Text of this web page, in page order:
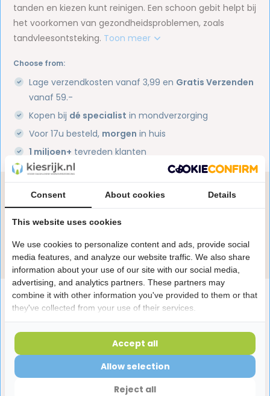
tanden en kiezen kunt reinigen. Een schoon gebit helpt bij
het voorkomen van gezondheidsproblemen, zoals
tandvleesontsteking. Toon meer
Choose from:
Lage verzendkosten vanaf 3,99 en Gratis Verzenden
vanaf 59.-
Kopen bij dé specialist in mondverzorging
Voor 17u besteld, morgen in huis
1 miljoen+ tevreden klanten
Productomschrijving
Reviews
Heb je een vraag over dit product?
Onze specialisten helpen je graag! Spreek ons aan
in de chat of stuur een e-mail.
Stuur e-mail
Laatst bekeken producten
Consent About cookies Details
This website uses cookies
We use cookies to personalize content and ads, provide social
media features, and analyze our website traffic. We also share
information about your use of our site with our social media,
advertising, and analytics partners. These partners may
combine it with other information you've provided to them or that
they've collected from your use of their services.
Reject all
Allow selection
Accept all